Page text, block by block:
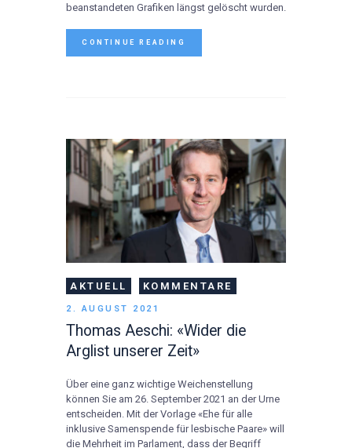
beanstandeten Grafiken längst gelöscht wurden.
CONTINUE READING
AKTUELL KOMMENTARE
2. AUGUST 2021
Thomas Aeschi: «Wider die
Arglist unserer Zeit»
Über eine ganz wichtige Weichenstellung
können Sie am 26. September 2021 an der Urne
entscheiden. Mit der Vorlage «Ehe für alle
inklusive Samenspende für lesbische Paare» will
die Mehrheit im Parlament, dass der Begriff